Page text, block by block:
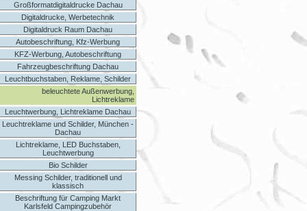
Großformatdigitaldrucke Dachau
Digitaldrucke, Werbetechnik
Digitaldruck Raum Dachau
Autobeschriftung, Kfz-Werbung
KFZ-Werbung, Autobeschriftung
Fahrzeugbeschriftung Dachau
Leuchtbuchstaben, Reklame, Schilder
beleuchtete Außenwerbung,
Lichtreklame
Leuchtwerbung, Lichtreklame Dachau
Leuchtreklame und Schilder, München -
Dachau
Lichtreklame, LED Buchstaben,
Leuchtwerbung
Bio Schilder
Messing Schilder, traditionell und
klassisch
Beschriftung für Camping Markt
Karlsfeld Campingzubehör